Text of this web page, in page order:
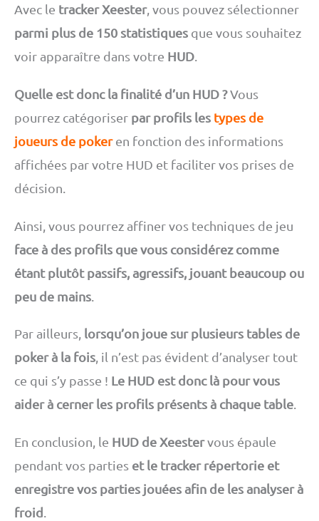
Avec le tracker Xeester, vous pouvez sélectionner
parmi plus de 150 statistiques que vous souhaitez
voir apparaître dans votre HUD
Quelle est donc la finalité d’un HUD ?Vous
pourrez catégoriser par profils les types de
joueurs de pokeren fonction des informations
affichées par votre HUD et faciliter vos prises de
décision.
Ainsi, vous pourrez affiner vos techniques de jeu
face à des profils que vous considérez comme
étant plutôt passifs, agressifs, jouant beaucoup ou
peu de mains
Par ailleurs, lorsqu’on joue sur plusieurs tables de
poker à la fois, il n’est pas évident d’analyser tout
ce qui s’y passe ! Le HUD est donc là pour vous
aider à cerner les profils présents à chaque table.
En conclusion, le HUD de Xeestervous épaule
pendant vos parties et le tracker répertorie et
enregistre vos parties jouées afin de les analyser à
froid